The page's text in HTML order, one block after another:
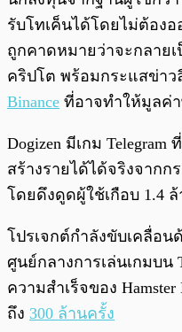
รับโทเค็นได้โดยไม่ต้องอ
ถูกคาดหมายว่าจะกลาย
คริปโต พร้อมกระแสข่าว
Binance ที่อาจทำให้มูลค่
Dogizen มีเกม
สร้างรายได้ได้จริงจากก
โดยดึงดูดผู้ใช้เกือบ 1.4
โปรเจกต์กำลังขับเคลื่อ
ศูนย์กลางการเล่นเกมบน
ความสำเร็จของ
ถึง 300 ล้านครั้ง